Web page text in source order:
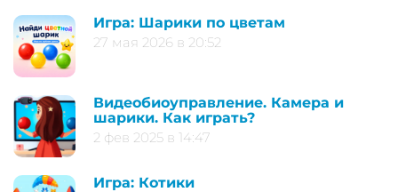
Игра: Шарики по цветам
27 мая 2026 в 20:52
Видеобиоуправление. Камера и
шарики. Как играть?
2 фев 2025 в 14:47
Игра: Котики